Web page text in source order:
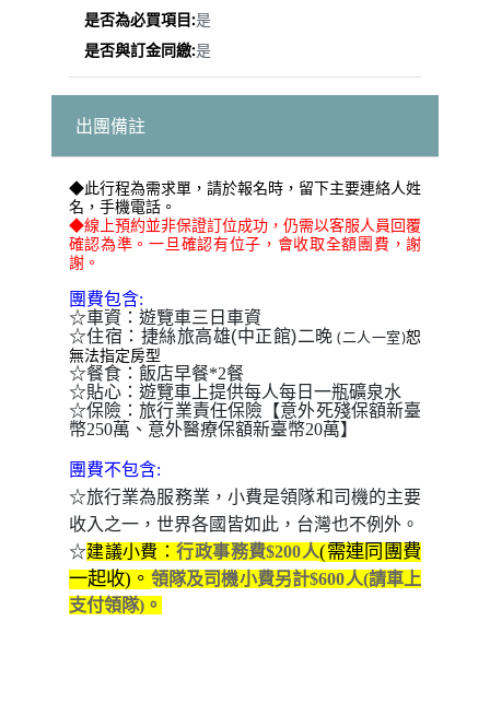
是
是
出團備註
◆此行程為需求單，請於報名時，留下主要連絡人姓
名，手機電話。
◆線上預約並非保證訂位成功，仍需以客服人員回覆
確認為準。一旦確認有位子，會收取全額團費，謝
謝。
團費包含:
☆車資：遊覽車三日車資
☆住宿： 捷絲旅高雄(中正館)二晚 (二人一室)恕
無法指定房型
☆餐食：飯店早餐*2餐
☆貼心：遊覽車上提供每人每日一瓶礦泉水
☆保險：旅行業責任保險【意外死殘保額新臺
幣250萬、意外醫療保額新臺幣20萬】
團費不包含:
☆旅行業為服務業，小費是領隊和司機的主要
收入之一，世界各國皆如此，台灣也不例外。
☆建議小費：行政事務費$200人(需連同團費
一起收)。 領隊及司機小費另計$600人(請車上
支付領隊)。